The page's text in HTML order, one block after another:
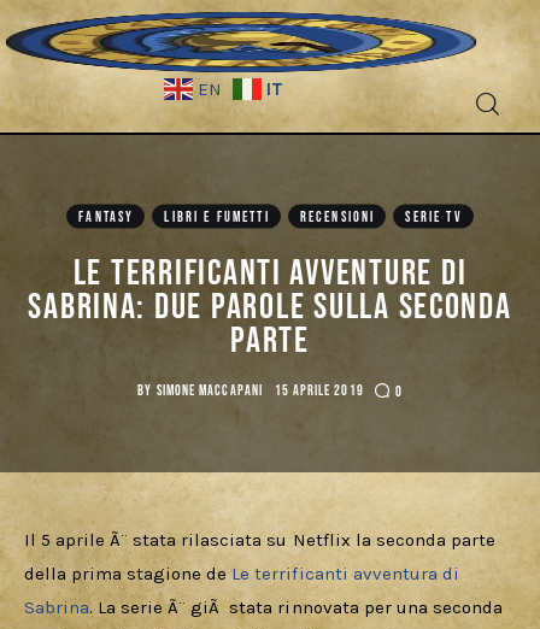
EN IT
Fantasy
Games
Libri e fumetti
Cercatori
Download
FANTASY LIBRI E FUMETTI RECENSIONI SERIE TV
Le terrificanti avventure di
Sabrina: Due parole sulla seconda
parte
BY SIMONE MACCAPANI 15 APRILE 2019 0
Il 5 aprile Ã¨ stata rilasciata su Netflix la seconda parte
della prima stagione de Le terrificanti avventura di
Sabrina. La serie Ã¨ giÃ  stata rinnovata per una seconda